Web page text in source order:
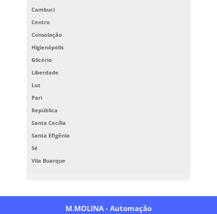
Cambuci
Centro
Consolação
Higienópolis
Glicério
Liberdade
Luz
Pari
República
Santa Cecília
Santa Efigênia
Sé
Vila Buarque
M.MOLINA - Automação